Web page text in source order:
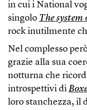
in cui i National
singolo The
rock inutilmente
Nel complesso
grazie alla sua
notturna che
introspettivi di
loro stanchezza, il